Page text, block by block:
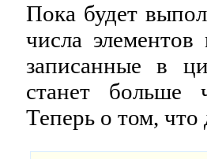
Пока будет
числа элементов
записанные в
станет больше
Теперь о том, что